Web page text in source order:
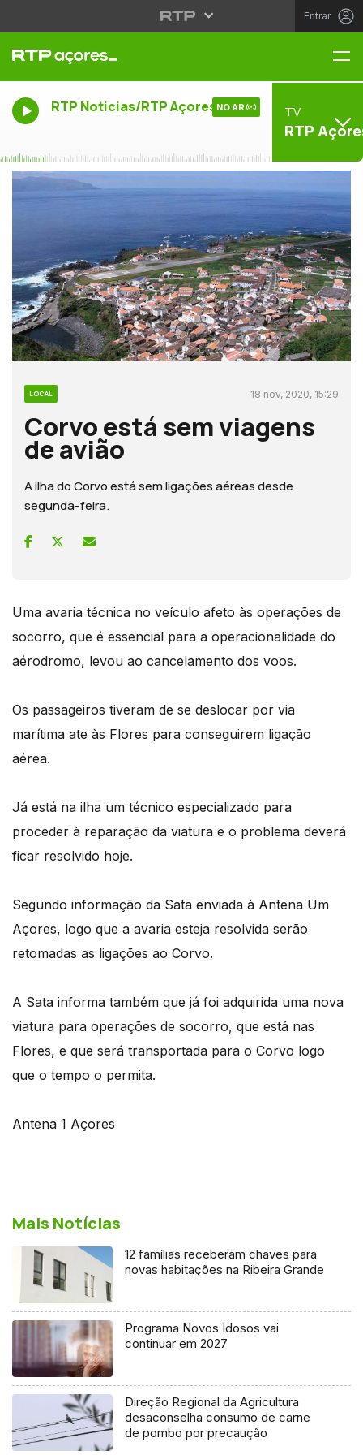
Entrar
RTP Noticias/RTP Açores NO AR TV
RTP
LOCAL 18 nov, 2020, 15:29
Corvo está sem viagens
de avião
A ilha do Corvo está sem ligações aéreas desde
segunda-feira.
Uma avaria técnica no veículo afeto às operações de
socorro, que é essencial para a operacionalidade do
aérodromo, levou ao cancelamento dos voos.
Os passageiros tiveram de se deslocar por via
marítima ate às Flores para conseguirem ligação
aérea.
Já está na ilha um técnico especializado para
proceder à reparação da viatura e o problema deverá
ficar resolvido hoje.
Segundo informação da Sata enviada à Antena Um
Açores, logo que a avaria esteja resolvida serão
retomadas as ligações ao Corvo.
A Sata informa também que já foi adquirida uma nova
viatura para operações de socorro, que está nas
Flores, e que será transportada para o Corvo logo
que o tempo o permita.
Antena 1 Açores
Mais Notícias
12 famílias receberam chaves para
novas habitações na Ribeira Grande
Programa Novos Idosos vai
continuar em 2027
Direção Regional da Agricultura
desaconselha consumo de carne
de pombo por precaução